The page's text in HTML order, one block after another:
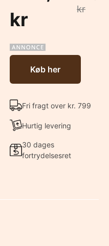
kr
kr
Køb her
Fri fragt over kr. 799
Hurtig levering
30 dages
fortrydelsesret